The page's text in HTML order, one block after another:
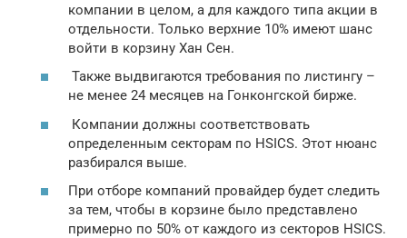
компании в целом, а для каждого типа акции в
отдельности. Только верхние 10% имеют шанс
войти в корзину Хан Сен.
Также выдвигаются требования по листингу –
не менее 24 месяцев на Гонконгской бирже.
Компании должны соответствовать
определенным секторам по HSICS. Этот нюанс
разбирался выше.
При отборе компаний провайдер будет следить
за тем, чтобы в корзине было представлено
примерно по 50% от каждого из секторов HSICS.